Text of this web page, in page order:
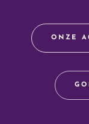
ONZE